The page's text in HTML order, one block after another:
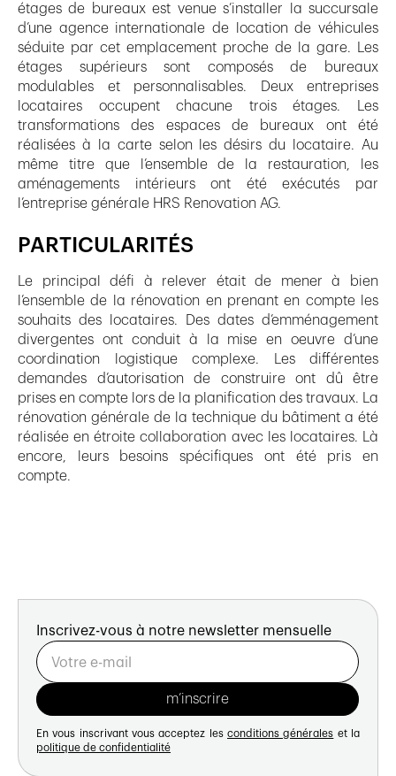
étages de bureaux est venue s’installer la succursale
d’une agence internationale de location de véhicules
séduite par cet emplacement proche de la gare. Les
étages supérieurs sont composés de bureaux
modulables et personnalisables. Deux entreprises
locataires occupent chacune trois étages. Les
transformations des espaces de bureaux ont été
réalisées à la carte selon les désirs du locataire. Au
même titre que l’ensemble de la restauration, les
aménagements intérieurs ont été exécutés par
l’entreprise générale HRS Renovation AG.
PARTICULARITÉS
Le principal défi à relever était de mener à bien
l’ensemble de la rénovation en prenant en compte les
souhaits des locataires. Des dates d’emménagement
divergentes ont conduit à la mise en oeuvre d’une
coordination logistique complexe. Les différentes
demandes d’autorisation de construire ont dû être
prises en compte lors de la planification des travaux. La
rénovation générale de la technique du bâtiment a été
réalisée en étroite collaboration avec les locataires. Là
encore, leurs besoins spécifiques ont été pris en
compte.
Inscrivez-vous à notre newsletter mensuelle
En vous inscrivant vous acceptez les conditions générales et la
politique de confidentialité